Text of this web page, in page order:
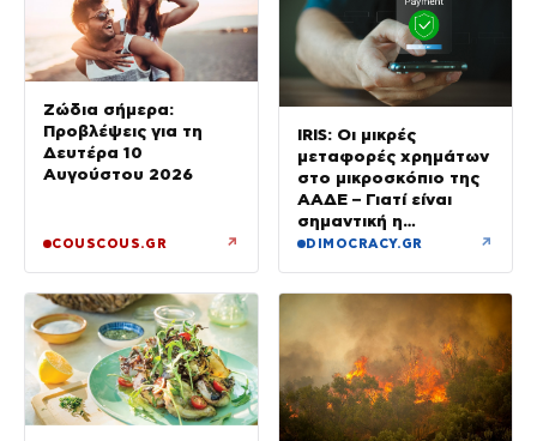
Ζώδια σήμερα:
Προβλέψεις για τη
Δευτέρα 10
Αυγούστου 2026
COUSCOUS.GR ↗
IRIS: Οι μικρές
μεταφορές χρημάτων
στο μικροσκόπιο της
ΑΑΔΕ – Γιατί είναι
σημαντική η
αιτιολογία
DIMOCRACY.GR ↗